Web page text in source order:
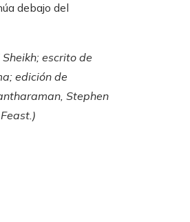
debajo del
escrito de
edición de
Stephen